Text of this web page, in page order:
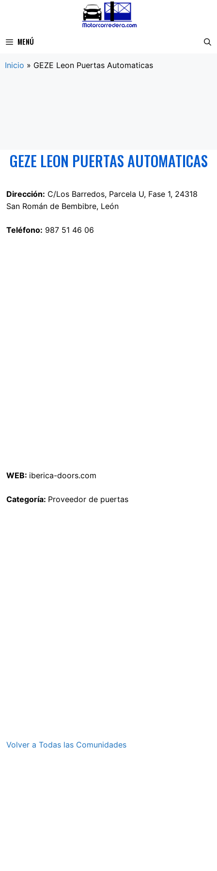
MENÚ
Inicio » GEZE Leon Puertas Automaticas
GEZE LEON PUERTAS AUTOMATICAS
Dirección: C/Los Barredos, Parcela U, Fase 1, 24318
San Román de Bembibre, León
Teléfono: 987 51 46 06
WEB: iberica-doors.com
Categoría: Proveedor de puertas
Volver a Todas las Comunidades